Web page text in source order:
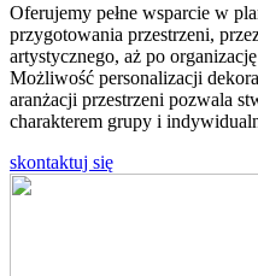
Oferujemy pełne wsparcie w
przygotowania przestrzeni,
artystycznego, aż po
Możliwość personalizacji
aranżacji przestrzeni pozwala
charakterem grupy i
skontaktuj się